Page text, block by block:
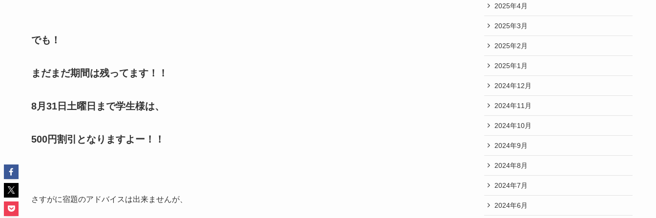
でも！
まだまだ期間は残ってます！！
8月31日土曜日まで学生様は、
500円割引となりますよー！！
さすがに宿題のアドバイスは出来ませんが、
2025年4月
2025年3月
2025年2月
2025年1月
2024年12月
2024年11月
2024年10月
2024年9月
2024年8月
2024年7月
2024年6月